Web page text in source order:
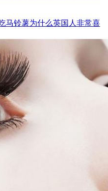
为什么英国人非常喜